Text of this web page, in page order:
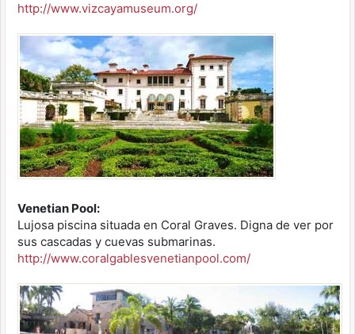
http://www.vizcayamuseum.org/
Venetian Pool:
Lujosa piscina situada en Coral Graves. Digna de ver por
sus cascadas y cuevas submarinas.
http://www.coralgablesvenetianpool.com/